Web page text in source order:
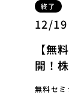
終了
12/
【無
開！
無料セ